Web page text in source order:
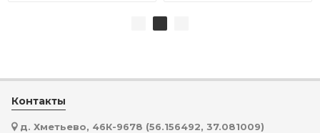
Контакты
д. Хметьево, 46К-9678 (56.156492, 37.081009)